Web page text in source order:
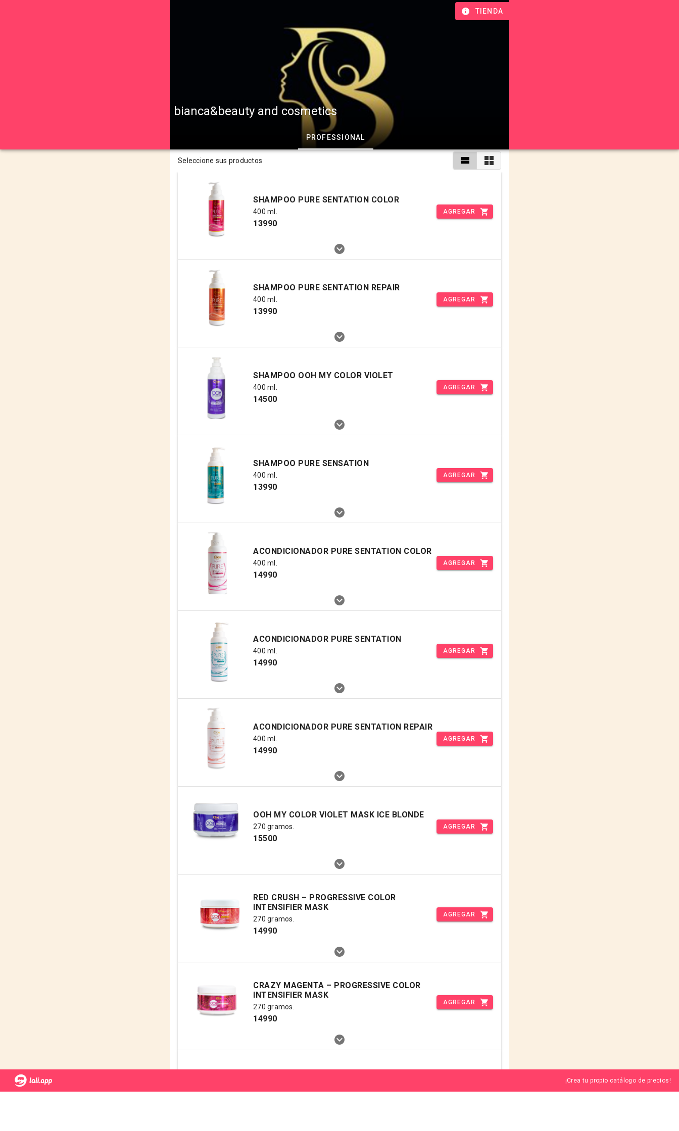
bianca&beauty and cosmetics
TIENDA
PROFESSIONAL
Seleccione sus productos
SHAMPOO PURE SENTATION COLOR
400 ml.
13990
AGREGAR
SHAMPOO PURE SENTATION REPAIR
400 ml.
13990
AGREGAR
SHAMPOO OOH MY COLOR VIOLET
400 ml.
14500
AGREGAR
SHAMPOO PURE SENSATION
400 ml.
13990
AGREGAR
ACONDICIONADOR PURE SENTATION COLOR
400 ml.
14990
AGREGAR
ACONDICIONADOR PURE SENTATION
400 ml.
14990
AGREGAR
ACONDICIONADOR PURE SENTATION REPAIR
400 ml.
14990
AGREGAR
OOH MY COLOR VIOLET MASK ICE BLONDE
270 gramos.
15500
AGREGAR
RED CRUSH – PROGRESSIVE COLOR
INTENSIFIER MASK
270 gramos.
14990
AGREGAR
CRAZY MAGENTA – PROGRESSIVE COLOR
INTENSIFIER MASK
270 gramos.
14990
AGREGAR
¡Crea tu propio catálogo de precios!